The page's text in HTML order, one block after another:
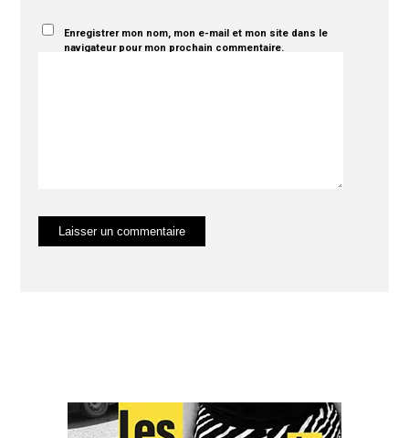
Enregistrer mon nom, mon e-mail et mon site dans le
navigateur pour mon prochain commentaire.